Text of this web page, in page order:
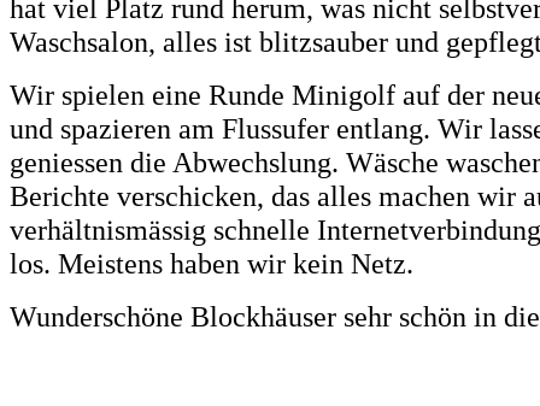
hat viel Platz rund herum, was nicht
Waschsalon, alles ist blitzsauber und
Wir spielen eine Runde Minigolf auf der
und spazieren am Flussufer entlang. Wir
geniessen die Abwechslung. Wäsche
Berichte verschicken, das alles machen wir
verhältnismässig schnelle
los. Meistens haben wir kein Netz.
Wunderschöne Blockhäuser sehr schön in